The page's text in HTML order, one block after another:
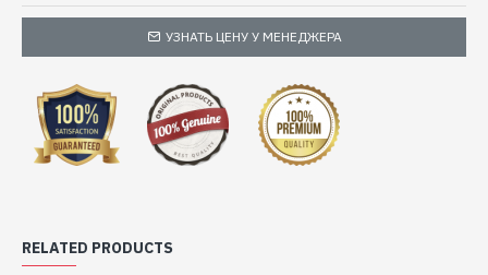
УЗНАТЬ ЦЕНУ У МЕНЕДЖЕРА
RELATED PRODUCTS